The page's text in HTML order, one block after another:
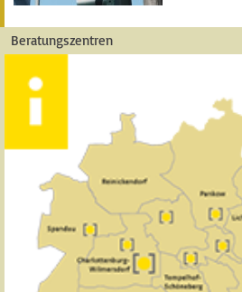
Beratungszentren